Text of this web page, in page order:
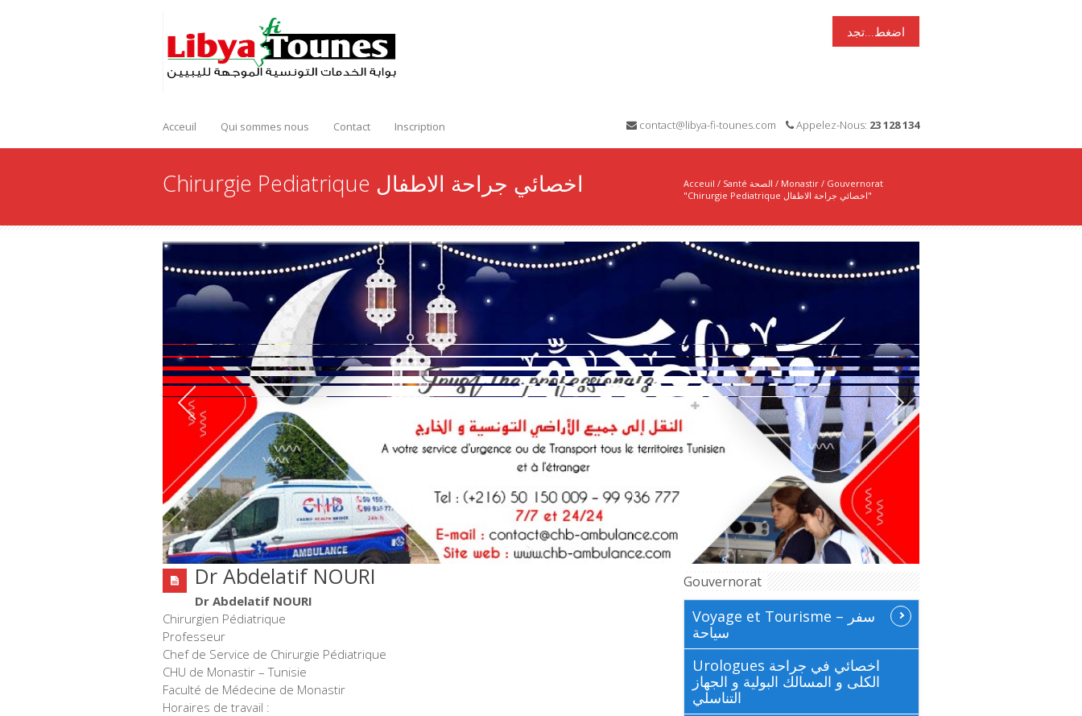
اضغط...تجد
Acceuil Qui sommes nous Contact Inscription contact@libya-fi-tounes.com Appelez-Nous: 23 128 134
Chirurgie Pediatrique اخصائي جراحة الاطفال Acceuil / Santé الصحة / Monastir / Gouvernorat
"Chirurgie Pediatrique اخصائي جراحة الاطفال"
Dr Abdelatif NOURI
Dr Abdelatif NOURI
Chirurgien Pédiatrique
Professeur
Chef de Service de Chirurgie Pédiatrique
CHU de Monastir – Tunisie
Faculté de Médecine de Monastir
Horaires de travail :
Gouvernorat
Voyage et Tourisme سفر –
سياحة
Urologues اخصائي في جراحة
الكلى و المسالك البولية و الجهاز
التناسلي